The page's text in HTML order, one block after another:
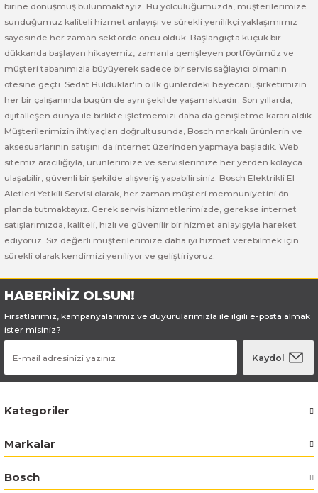
birine dönüşmüş bulunmaktayız. Bu yolculuğumuzda, müşterilerimize
sunduğumuz kaliteli hizmet anlayışı ve sürekli yenilikçi yaklaşımımız
sayesinde her zaman sektörde öncü olduk. Başlangıçta küçük bir
dükkanda başlayan hikayemiz, zamanla genişleyen portföyümüz ve
müşteri tabanımızla büyüyerek sadece bir servis sağlayıcı olmanın
ötesine geçti. Sedat Bulduklar'ın o ilk günlerdeki heyecanı, şirketimizin
her bir çalışanında bugün de aynı şekilde yaşamaktadır. Son yıllarda,
dijitalleşen dünya ile birlikte işletmemizi daha da genişletme kararı aldık.
Müşterilerimizin ihtiyaçları doğrultusunda, Bosch markalı ürünlerin ve
aksesuarlarının satışını da internet üzerinden yapmaya başladık. Web
sitemiz aracılığıyla, ürünlerimize ve servislerimize her yerden kolayca
ulaşabilir, güvenli bir şekilde alışveriş yapabilirsiniz. Bosch Elektrikli El
Aletleri Yetkili Servisi olarak, her zaman müşteri memnuniyetini ön
planda tutmaktayız. Gerek servis hizmetlerimizde, gerekse internet
satışlarımızda, kaliteli, hızlı ve güvenilir bir hizmet anlayışıyla hareket
ediyoruz. Siz değerli müşterilerimize daha iyi hizmet verebilmek için
sürekli olarak kendimizi yeniliyor ve geliştiriyoruz.
HABERİNİZ OLSUN!
Fırsatlarımız, kampanyalarımız ve duyurularımızla ile ilgili e-posta almak
ister misiniz?
Kaydol
Kategoriler
Markalar
Bosch